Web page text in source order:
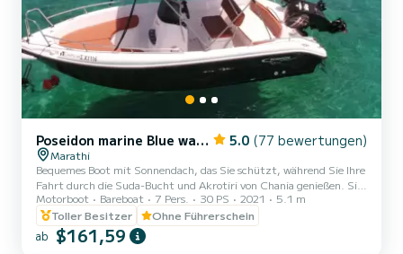
Poseidon marine Blue water 5.0 (77 bewertungen)
Marathi
Bequemes Boot mit Sonnendach, das Sie schützt, während Sie Ihre
Fahrt durch die Suda-Bucht und Akrotiri von Chania genießen. Sie
brauchen keinen Führerschein, aber wenn Sie nicht selbst fahren
möchten, stellen wir Ihnen einen Skipper zur Verfügung.
Außerdem verfügt es über einen Satelliten-Tracker für zusätzliche
Sicherheit, falls Sie uns bitten, zu Ihnen zu kommen. Die tägliche
Motorboot Bareboat 7 Pers. 30 PS 2021
5.1 m
Toller Besitzer
Ohne Führerschein
ab $161,59